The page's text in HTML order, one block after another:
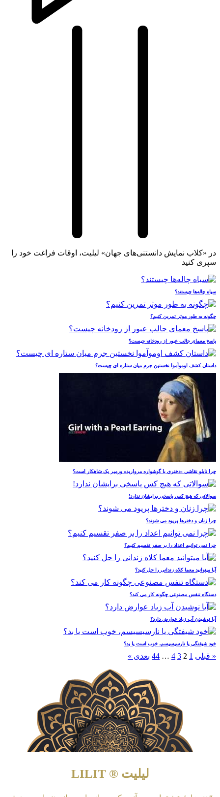
در «کلاب نمایش دانستنی‌های جهان» لیلیت، اوقات فراغت خود را
سپری کنید
سیاه چاله‌ها چیستند؟
چگونه به طور موثر تمرین کنیم؟
پاسخ معمای جالب عبور از رودخانه چیست؟
داستان کشف اوموآموا نخستین جرم میان ستاره ای چیست؟
چرا تابلو نقاشی «دختری با گوشواره مروارید» ورمیر یک شاهکار است؟
سوالاتی که هیچ کس پاسخی برایشان ندارد!
چرا زنان و دخترها پریود می شوند؟
چرا نمی توانیم اعداد را بر صفر تقسیم کنیم؟
آیا میتوانید معما کلاه زندانی را حل کنید؟
دستگاه تنفس مصنوعی چگونه کار می کند؟
آیا نوشیدن آب زیاد عوارض دارد؟
​خود شیفتگی یا نارسیسیسم، خوب است یا بد؟
« قبلی 1
2
3
4
…
44 بعدی »
لیلیت ® LILIT